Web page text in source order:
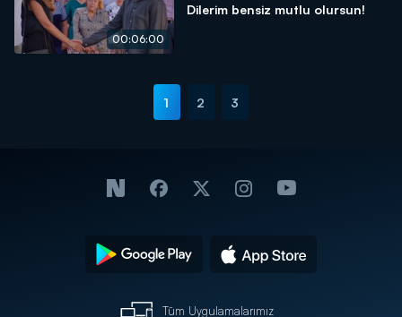
00:06:00
Dilerim bensiz mutlu olursun!
1 2 3
Tüm Uygulamalarımız